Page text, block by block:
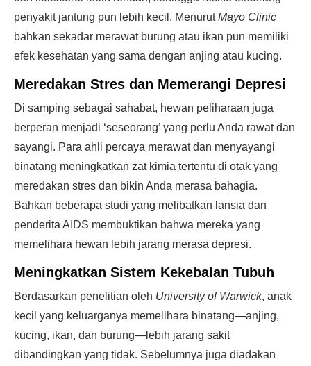
penyakit jantung pun lebih kecil. MenurutMayo Clinic
bahkan sekadar merawat burung atau ikan pun memiliki
efek kesehatan yang sama dengan anjing atau kucing.
Meredakan Stres dan Memerangi Depresi
Di samping sebagai sahabat, hewan peliharaan juga
berperan menjadi ‘seseorang’ yang perlu Anda rawat dan
sayangi. Para ahli percaya merawat dan menyayangi
binatang meningkatkan zat kimia tertentu di otak yang
meredakan stres dan bikin Anda merasa bahagia.
Bahkan beberapa studi yang melibatkan lansia dan
penderita AIDS membuktikan bahwa mereka yang
memelihara hewan lebih jarang merasa depresi.
Meningkatkan Sistem Kekebalan Tubuh
Berdasarkan penelitian oleh University of Warwick, anak
kecil yang keluarganya memelihara binatang—anjing,
kucing, ikan, dan burung—lebih jarang sakit
dibandingkan yang tidak. Sebelumnya juga diadakan